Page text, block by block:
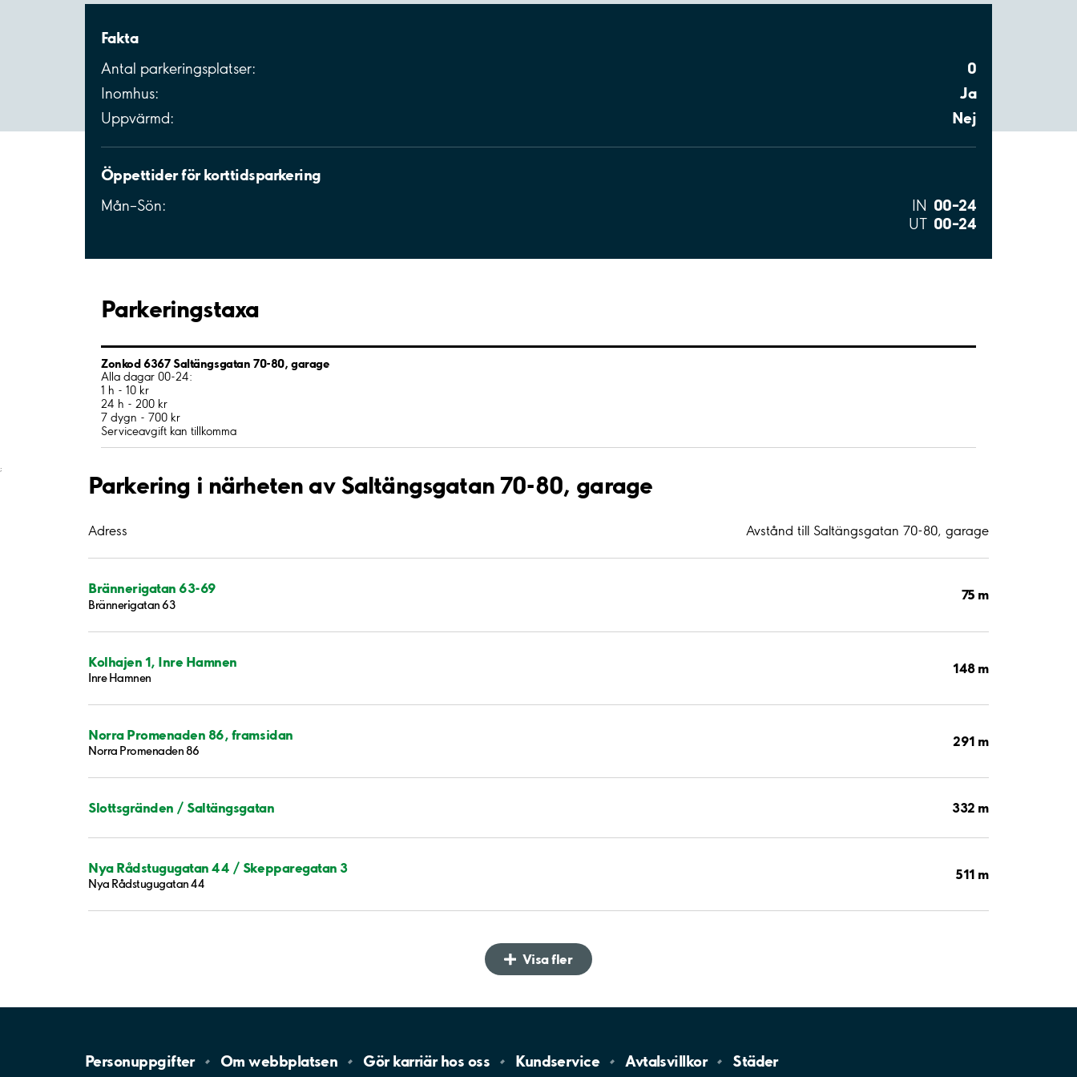
Fakta
Antal parkeringsplatser: 0
Inomhus: Ja
Uppvärmd: Nej
Öppettider för korttidsparkering
Mån–Sön: IN 00–24
UT 00–24
Parkeringstaxa
Zonkod 6367 Saltängsgatan 70-80, garage
Alla dagar 00-24:
1 h - 10 kr
24 h - 200 kr
7 dygn - 700 kr
Serviceavgift kan tillkomma
;
Parkering i närheten av Saltängsgatan 70-80, garage
Adress Avstånd till Saltängsgatan 70-80, garage
Brännerigatan 63-69
Brännerigatan 63
75 m
Kolhajen 1, Inre Hamnen
Inre Hamnen
148 m
Norra Promenaden 86, framsidan
Norra Promenaden 86
291 m
Slottsgränden / Saltängsgatan 332 m
Nya Rådstugugatan 44 / Skepparegatan 3
Nya Rådstugugatan 44
511 m
Visa fler
Personuppgifter Omwebbplatsen Gör karriär hos oss Kundservice Avtalsvillkor Städer